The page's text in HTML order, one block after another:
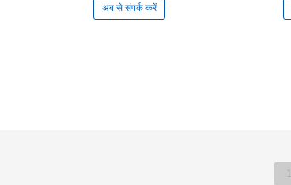
अब से संपर्क करें
1